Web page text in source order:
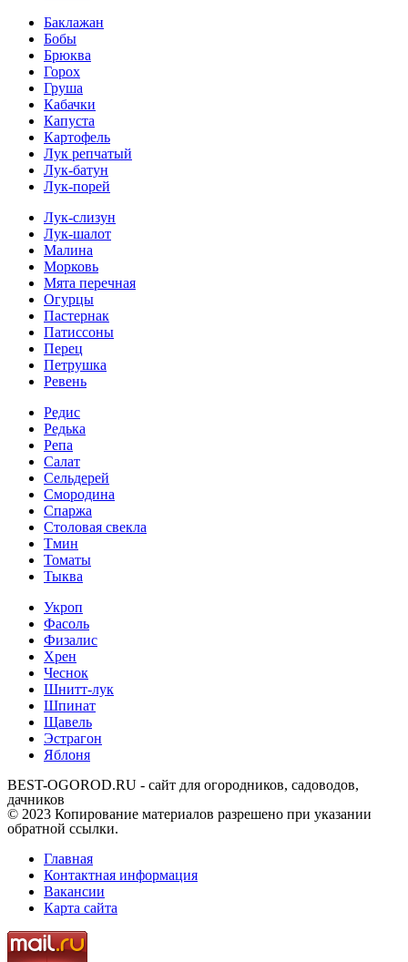
Баклажан
Бобы
Брюква
Горох
Груша
Кабачки
Капуста
Картофель
Лук репчатый
Лук-батун
Лук-порей
Лук-слизун
Лук-шалот
Малина
Морковь
Мята перечная
Огурцы
Пастернак
Патиссоны
Перец
Петрушка
Ревень
Редис
Редька
Репа
Салат
Сельдерей
Смородина
Спаржа
Столовая свекла
Тмин
Томаты
Тыква
Укроп
Фасоль
Физалис
Хрен
Чеснок
Шнитт-лук
Шпинат
Щавель
Эстрагон
Яблоня
BEST-OGOROD.RU - сайт для огородников, садоводов,
дачников
© 2023 Копирование материалов разрешено при указании
обратной ссылки.
Главная
Контактная информация
Вакансии
Карта сайта